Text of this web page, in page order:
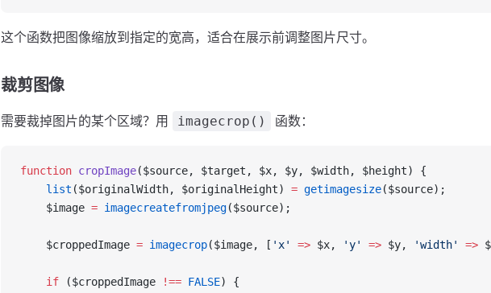
这个函数把图像缩放到指定的宽高，适合在展示前调整图片尺寸。
裁剪图像
需要裁掉图片的某个区域？用 imagecrop() 函数：
function cropImage($source, $target, $x, $y, $width, $height) {
    list
($originalWidth, $originalHeight) = getimagesize($source);
    $image
= imagecreatefromjpeg($source);
    $croppedImage
= imagecrop($image, [ 'x' => $x, 'y' => $y, 'width' =>
    if
($croppedImage !== FALSE) {